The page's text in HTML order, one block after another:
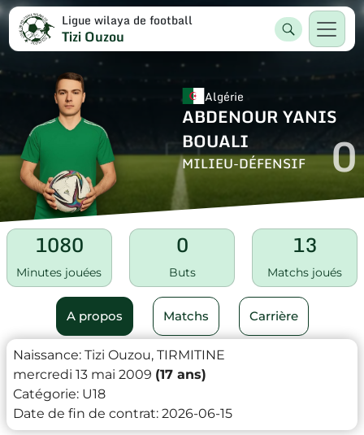
Ligue wilaya de football
Tizi Ouzou
Algérie
ABDENOUR YANIS
BOUALI
MILIEU-DÉFENSIF 0
1080
Minutes jouées
0
Buts
13
Matchs joués
A propos Matchs Carrière
Naissance: Tizi Ouzou, TIRMITINE
mercredi 13 mai 2009 (17 ans)
Catégorie: U18
Date de fin de contrat: 2026-06-15